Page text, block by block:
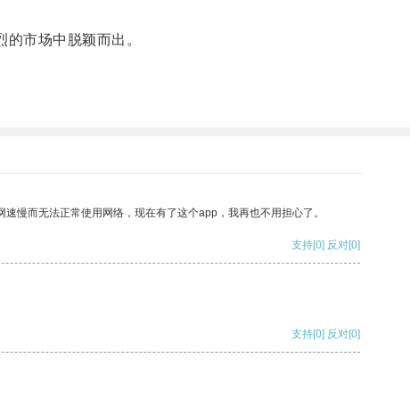
市场中脱颖而出。
慢而无法正常使用网络，现在有了这个app，我再也不用担心了。
支持[0] 反对[0]
支持[0] 反对[0]